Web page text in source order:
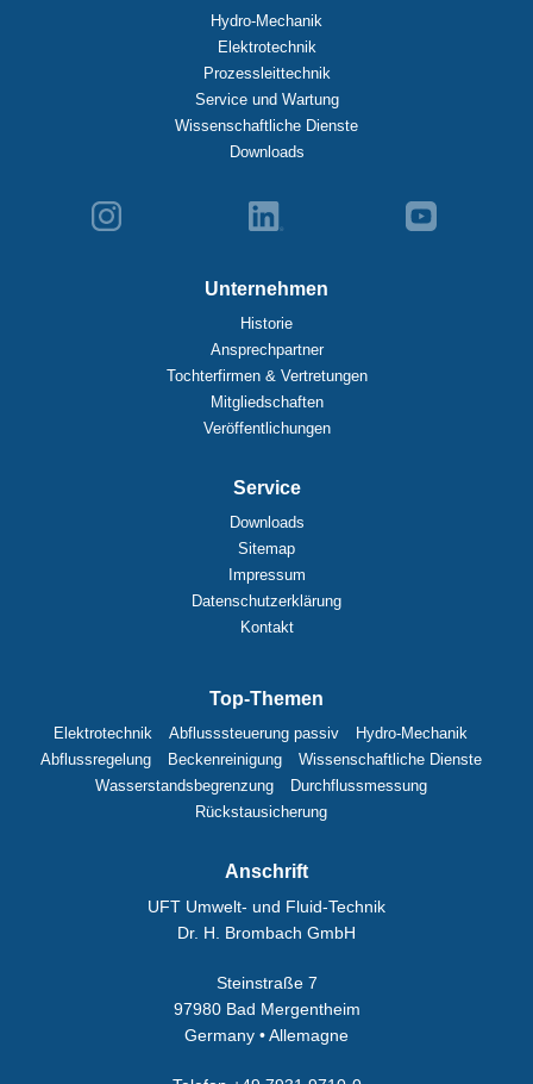
Hydro-Mechanik
Elektrotechnik
Prozessleittechnik
Service und Wartung
Wissenschaftliche Dienste
Downloads
Unternehmen
Historie
Ansprechpartner
Tochterfirmen & Vertretungen
Mitgliedschaften
Veröffentlichungen
Service
Downloads
Sitemap
Impressum
Datenschutzerklärung
Kontakt
Top-Themen
Elektrotechnik Abflusssteuerung passiv
Hydro-Mechanik
Abflussregelung
Beckenreinigung
Wissenschaftliche Dienste
Wasserstandsbegrenzung
Durchflussmessung
Rückstausicherung
Anschrift
UFT Umwelt- und Fluid-Technik
Dr. H. Brombach GmbH
Steinstraße 7
97980 Bad Mergentheim
Germany • Allemagne